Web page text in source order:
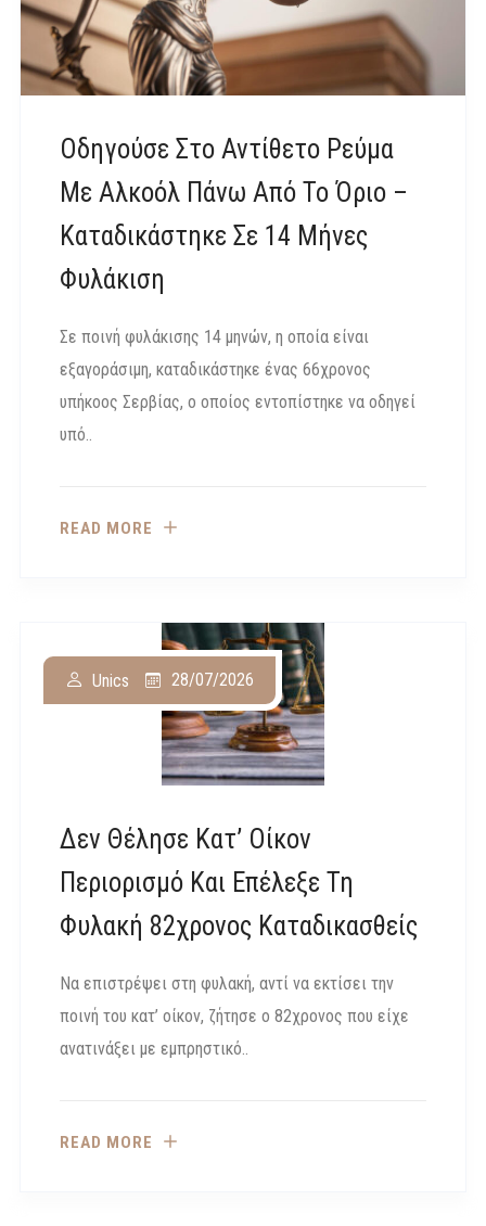
Οδηγούσε Στο Αντίθετο Ρεύμα
Με Αλκοόλ Πάνω Από Το Όριο –
Καταδικάστηκε Σε 14 Μήνες
Φυλάκιση
Σε ποινή φυλάκισης 14 μηνών, η οποία είναι
εξαγοράσιμη, καταδικάστηκε ένας 66χρονος
υπήκοος Σερβίας, ο οποίος εντοπίστηκε να οδηγεί
υπό..
READ MORE
Δεν Θέλησε Κατ’ Οίκον
Περιορισμό Και Επέλεξε Τη
Φυλακή 82χρονος Καταδικασθείς
Unics 28/07/2026
Να επιστρέψει στη φυλακή, αντί να εκτίσει την
ποινή του κατ’ οίκον, ζήτησε ο 82χρονος που είχε
ανατινάξει με εμπρηστικό..
READ MORE